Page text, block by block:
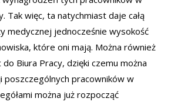
Tak więc, ta natychmiast daje całą
medycznej jednocześnie wysokość
które oni mają. Można również
Biura Pracy, dzięki czemu można
poszczególnych pracowników w
można już rozpocząć